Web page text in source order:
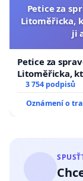
Petice za
Litoměřicka,
ji
Petice za
Litoměřicka,
a umírání
3 754 podpisů
Oznámení o